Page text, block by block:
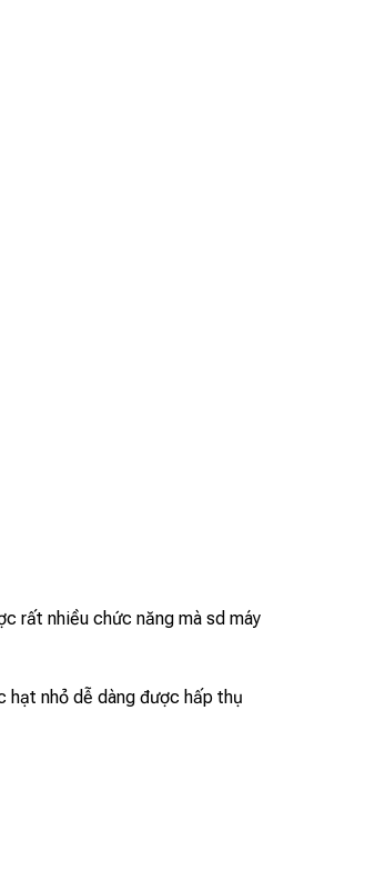
rất nhiều chức năng mà sd máy
hạt nhỏ dễ dàng được hấp thụ